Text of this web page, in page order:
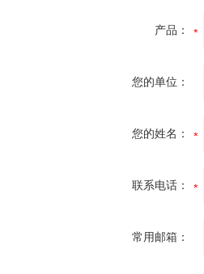
产品：
您的单位：
您的姓名：
联系电话：
常用邮箱：